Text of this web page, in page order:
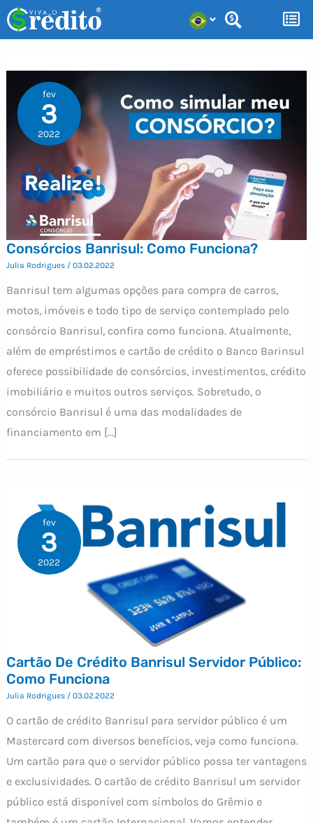
para
conteúdo
fev
3
2022
Consórcios Banrisul: Como Funciona?
Julia Rodrigues / 03.02.2022
Banrisul tem algumas opções para compra de carros,
motos, imóveis e todo tipo de serviço contemplado pelo
consórcio Banrisul, confira como funciona. Atualmente,
além de empréstimos e cartão de crédito o Banco Barinsul
oferece possibilidade de consórcios, investimentos, crédito
imobiliário e muitos outros serviços. Sobretudo, o
consórcio Banrisul é uma das modalidades de
financiamento em […]
fev
3
2022
Cartão De Crédito Banrisul Servidor Público:
Como Funciona
Julia Rodrigues / 03.02.2022
O cartão de crédito Banrisul para servidor público é um
Mastercard com diversos benefícios, veja como funciona.
Um cartão para que o servidor público possa ter vantagens
e exclusividades. O cartão de crédito Banrisul um servidor
público está disponível com símbolos do Grêmio e